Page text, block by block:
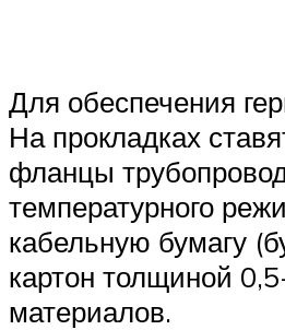
Для обеспечения
На прокладках
фланцы
температурного
кабельную бумагу
картон толщиной
материалов.